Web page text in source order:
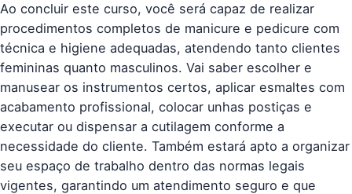
Ao concluir este curso, você será capaz de realizar
procedimentos completos de manicure e pedicure com
técnica e higiene adequadas, atendendo tanto clientes
femininas quanto masculinos. Vai saber escolher e
manusear os instrumentos certos, aplicar esmaltes com
acabamento profissional, colocar unhas postiças e
executar ou dispensar a cutilagem conforme a
necessidade do cliente. Também estará apto a organizar
seu espaço de trabalho dentro das normas legais
vigentes, garantindo um atendimento seguro e que